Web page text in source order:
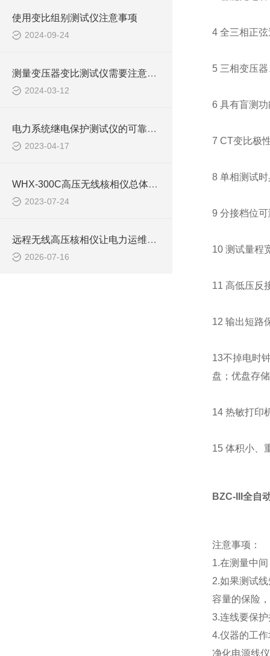
使用变比组别测试仪注意事项
2024-09-24
测量变压器变比测试仪需要注意些什么？
2024-03-12
电力系统继电保护测试仪的可靠性分析与评估
2023-04-17
WHX-300C高压无线核相仪总体结构是什么样的呢？
2023-07-24
远程无线高压核相仪让电力运维更安全更便捷
2026-07-16
4 全三相正
5 三相变压
6 具有盲测
7 CT变比极
8 单相测试
9 分接档位
10 测试量程
11 高低压反
12 输出短路
13不掉电时
盘；优盘存
14 热敏打印
15 体积小、
BZC-III全自
注意事项：
1.在测量中
2.如果测试
容量的保险
3.连线要保
4.仪器的工
净化电源线